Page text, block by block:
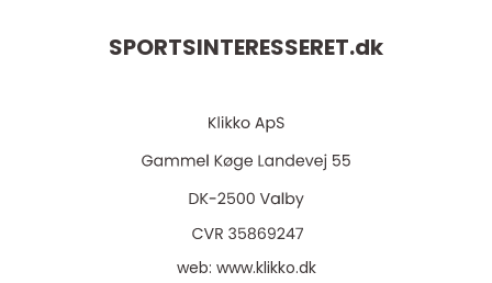
SPORTSINTERESSERET.dk
web: www.klikko.dk